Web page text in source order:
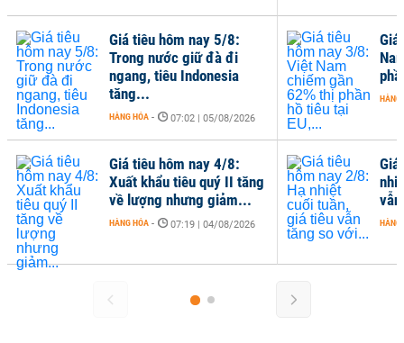
Giá tiêu hôm nay 5/8:
Trong nước giữ đà đi
ngang, tiêu Indonesia
tăng...
HÀNG HÓA - 07:02 | 05/08/2026
Giá tiêu hôm nay 4/8:
Xuất khẩu tiêu quý II tăng
về lượng nhưng giảm...
HÀNG HÓA - 07:19 | 04/08/2026
HÀNG
HÀNG